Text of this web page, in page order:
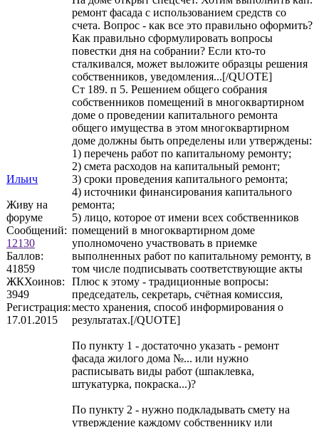
Ильич
Живу на
форуме
Сообщений:
12130
Баллов:
41859
ЖКХоинов:
3949
Регистрация:
17.01.2015
ремонт фасада с использованием средств со
счета. Вопрос - как все это правильно оформить?
Как правильно сформулировать вопросы
повестки дня на собрании? Если кто-то
сталкивался, может выложите образцы решения
собственников, уведомления...[/QUOTE]
Ст 189. п 5. Решением общего собрания
собственников помещений в многоквартирном
доме о проведении капитального ремонта
общего имущества в этом многоквартирном
доме должны быть определены или утверждены:
1) перечень работ по капитальному ремонту;
2) смета расходов на капитальный ремонт;
3) сроки проведения капитального ремонта;
4) источники финансирования капитального
ремонта;
5) лицо, которое от имени всех собственников
помещений в многоквартирном доме
уполномочено участвовать в приемке
выполненных работ по капитальному ремонту, в
том числе подписывать соответствующие акты
Плюс к этому - традиционные вопросы:
председатель, секретарь, счётная комиссия,
место хранения, способ информирования о
результатах.[/QUOTE]
По пункту 1 - достаточно указать - ремонт
фасада жилого дома №... или нужно
расписывать виды работ (шпаклевка,
штукатурка, покраска...)?
По пункту 2 - нужно подкладывать смету на
утверждение каждому собственнику или